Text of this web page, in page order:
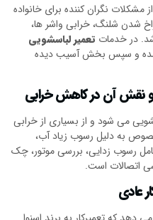
نگران کننده برای خانواده
شدن شلنگ، خرابی واشر ها،
در خدمات تعمیر لباسشویی
شده و سپس بخش آسیب دیده
و نقش آن در کاهش خرابی
می شود و از بسیاری از خرابی
به دلیل رسوب زیاد آب،
رسوب زدایی، بررسی موتور، چک
اتصالات است.
عادی